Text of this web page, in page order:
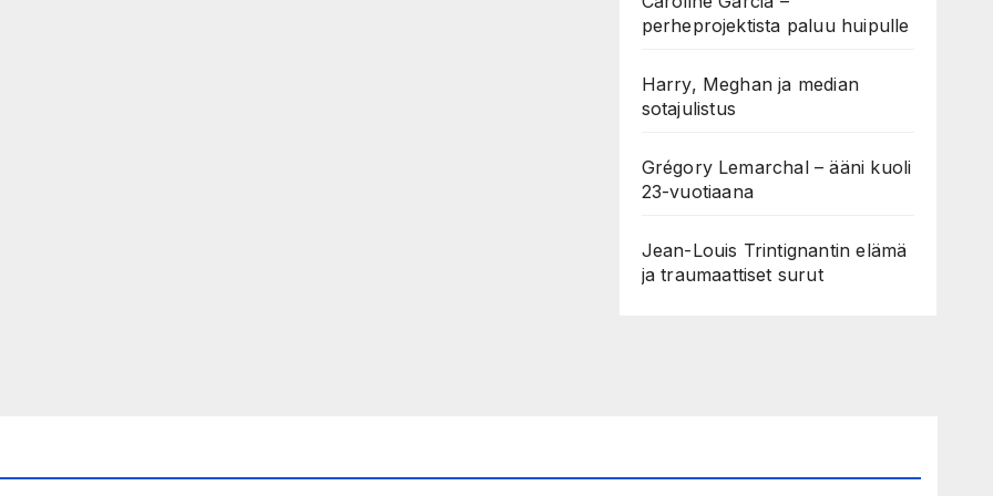
perheprojektista paluu huipulle
Harry, Meghan ja median
sotajulistus
Grégory Lemarchal – ääni kuoli
23-vuotiaana
Jean-Louis Trintignantin elämä
ja traumaattiset surut